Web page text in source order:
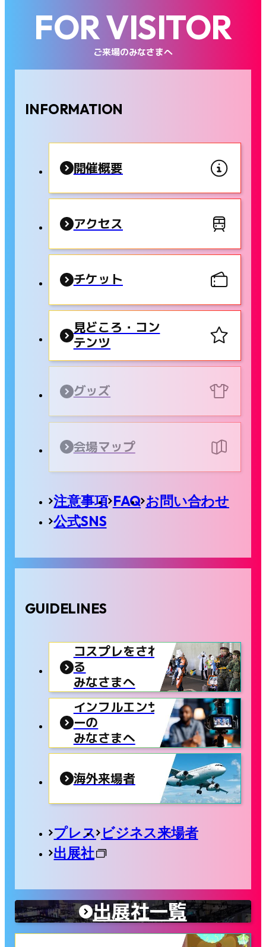
出展社一覧
FAQ
FOR VISITOR
ご来場のみなさまへ
INFORMATION
注意事項 FAQ お問い合わせ
公式SNS
開催概要
アクセス
チケット
見どころ・コン
テンツ
グッズ
会場マップ
GUIDELINES
プレス ビジネス来場者
出展社
コスプレをされ
る
みなさまへ
インフルエンサ
ーの
みなさまへ
海外来場者
出展社一覧